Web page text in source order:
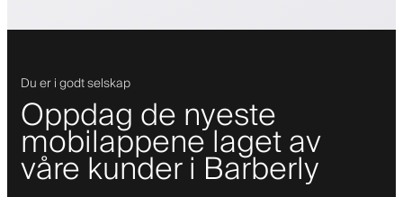
Du er i godt selskap
Oppdag de nyeste
mobilappene laget av
våre kunder i Barberly